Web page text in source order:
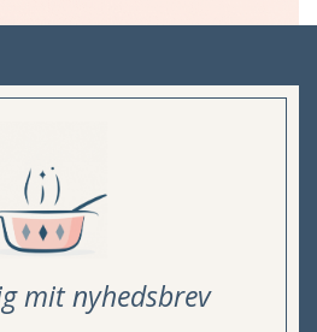
mit nyhedsbrev